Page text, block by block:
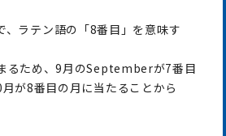
、ラテン語の「8番目」を意味す
るため、9月のSeptemberが7番目
が8番目の月に当たることから